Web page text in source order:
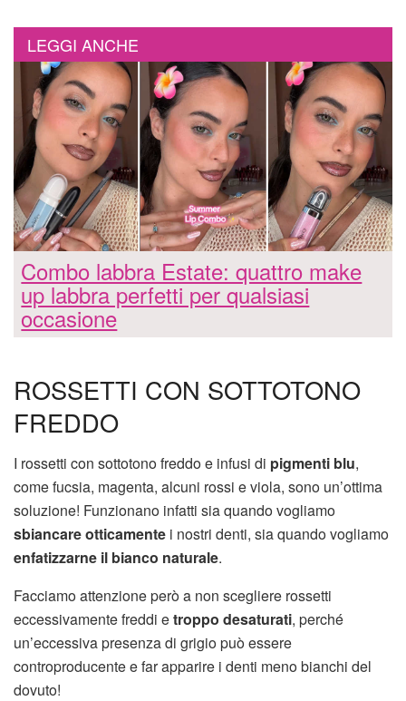
LEGGI ANCHE
Combo labbra Estate: quattro make
up labbra perfetti per qualsiasi
occasione
ROSSETTI CON SOTTOTONO
FREDDO
I rossetti con sottotono freddo e infusi di pigmenti blu,
come fucsia, magenta, alcuni rossi e viola, sono un’ottima
soluzione! Funzionano infatti sia quando vogliamo
sbiancare otticamente i nostri denti, sia quando vogliamo
enfatizzarne il bianco naturale.
Facciamo attenzione però a non scegliere rossetti
eccessivamente freddi etroppo desaturati, perché
un’eccessiva presenza di grigio può essere
controproducente e far apparire i denti meno bianchi del
dovuto!